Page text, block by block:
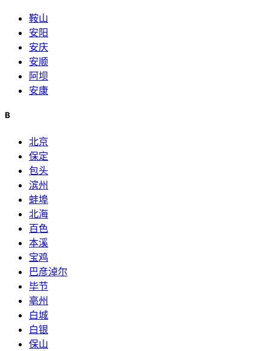
鞍山
安阳
安庆
安顺
阿坝
安康
B
北京
保定
包头
滨州
蚌埠
北海
百色
本溪
宝鸡
巴彦淖尔
毕节
亳州
白城
白银
保山